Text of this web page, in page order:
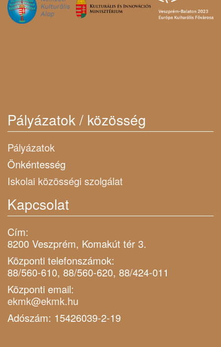
Pályázatok / közösség
Pályázatok
Önkéntesség
Iskolai közösségi szolgálat
Kapcsolat
Cím:
8200 Veszprém, Komakút tér 3.
Központi telefonszámok:
88/560-610, 88/560-620, 88/424-011
Központi email:
ekmk@ekmk.hu
Adószám: 15426039-2-19